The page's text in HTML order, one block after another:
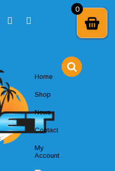
Home
Shop
News
Contact
My
Account
0